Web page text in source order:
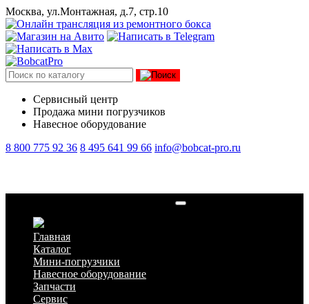
Москва, ул.Монтажная, д.7, стр.10
Сервисный центр
Продажа мини погрузчиков
Навесное оборудование
8 800 775 92 36 8 495 641 99 66 info@bobcat-pro.ru
Главная
Каталог
Мини-погрузчики
Навесное оборудование
Запчасти
Сервис